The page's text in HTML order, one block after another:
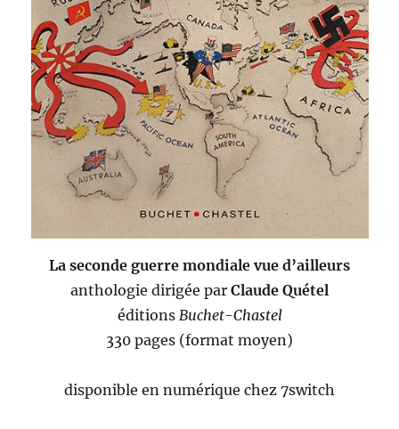
La seconde guerre mondiale vue d’ailleurs
anthologie dirigée par Claude Quétel
éditions Buchet-Chastel
330 pages (format moyen)
disponible en numérique chez 7switch